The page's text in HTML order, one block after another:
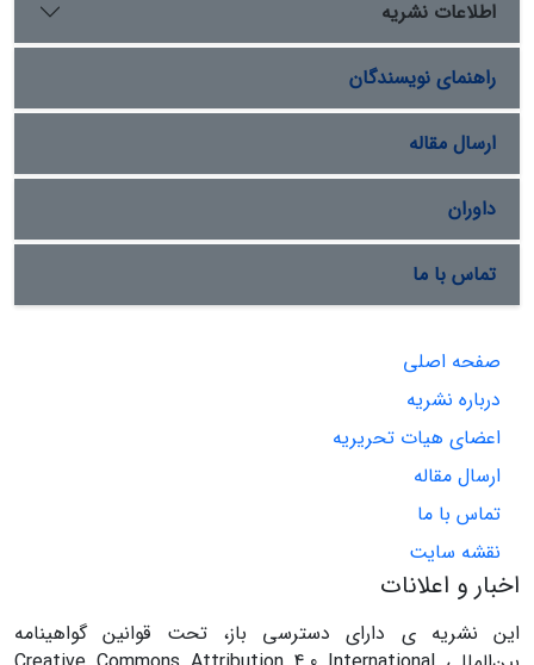
اطلاعات نشریه
راهنمای نویسندگان
ارسال مقاله
داوران
تماس با ما
صفحه اصلی
درباره نشریه
اعضای هیات تحریریه
ارسال مقاله
تماس با ما
نقشه سایت
اخبار و اعلانات
این نشریه ی دارای دسترسی باز، تحت قوانین گواهینامه